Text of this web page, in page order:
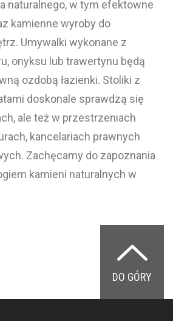
naturalnego, w tym efektowne
kamienne wyroby do
Umywalki wykonane z
onyksu lub trawertynu będą
ozdobą łazienki. Stoliki z
doskonale sprawdzą się
ale też w przestrzeniach
kancelariach prawnych
Zachęcamy do zapoznania
kamieni naturalnych w
DO GÓRY